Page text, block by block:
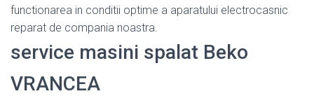
functionarea in conditii optime a aparatului electrocasnic
reparat de compania noastra.
service masini spalat Beko
VRANCEA